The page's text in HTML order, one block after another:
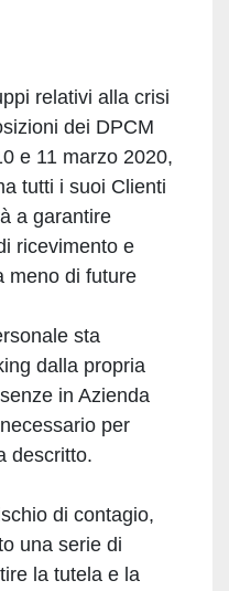
relativi alla crisi
dei DPCM
e 11 marzo 2020,
tutti i suoi Clienti
a garantire
ricevimento e
meno di future
sta
dalla propria
in Azienda
per
descritto.
di contagio,
una serie di
la tutela e la